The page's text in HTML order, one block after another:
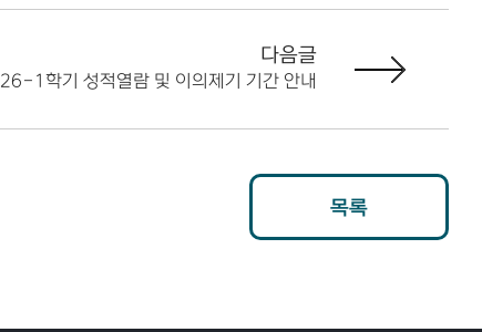
다음글
26-1학기 성적열람 및 이의제기 기간 안내
목록